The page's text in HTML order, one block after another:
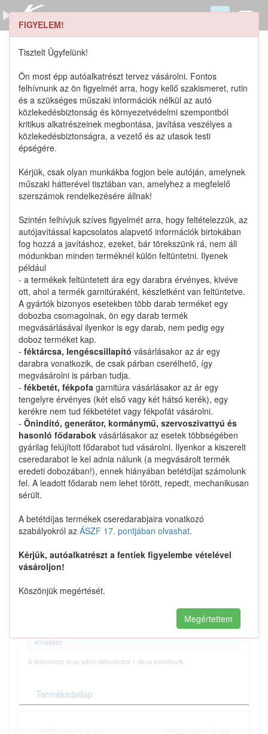
Szerszámkatalógus
Kosár
Alkatrészek
FIGYELEM!
Tisztelt Ügyfelünk!
Ön most épp autóalkatrészt tervez vásárolni. Fontos
felhívnunk az ön figyelmét arra, hogy kellő szakismeret, rutin
és a szükséges műszaki információk nélkül az autó
közlekedésbiztonság és környezetvédelmi szempontból
kritikus alkatrészeinek megbontása, javítása veszélyes a
közlekedésbiztonságra, a vezető és az utasok testi
épségére.
Kérjük, csak olyan munkákba fogjon bele autóján, amelynek
műszaki hátterével tisztában van, amelyhez a megfelelő
szerszámok rendelkezésére állnak!
Szintén felhívjuk szíves figyelmét arra, hogy feltételezzük, az
autójavítással kapcsolatos alapvető információk birtokában
fog hozzá a javításhoz, ezeket, bár törekszünk rá, nem áll
módunkban minden terméknél külön feltüntetni. Ilyenek
például
- a termékek feltüntetett ára egy darabra érvényes, kivéve
ott, ahol a termék garnitúraként, készletként van feltüntetve.
A gyártók bizonyos esetekben több darab terméket egy
dobozba csomagolnak, ön egy darab termék
megvásárlásával ilyenkor is egy darab, nem pedig egy
doboz terméket kap.
- féktárcsa, lengéscsillapító vásárlásakor az ár egy
darabra vonatkozik, de csak párban cserélhető, így
megvásárolni is párban tudja.
- fékbetét, fékpofa garnitúra vásárlásakor az ár egy
tengelyre érvényes (két első vagy két hátsó kerék), egy
kerékre nem tud fékbetétet vagy fékpofát vásárolni.
- Önindító, generátor, kormánymű, szervoszivattyú és
hasonló fődarabok vásárlásakor az esetek többségében
gyárilag felújított fődarabot tud vásárolni. Ilyenkor a kiszerelt
cseredarabot le kel adnia nálunk (a megvásárolt termék
eredeti dobozában!), ennek hiányában betétdíjat számolunk
fel. A leadott fődarab nem lehet törött, repedt, mechanikusan
sérült.
A betétdíjas termékek cseredarabjaira vonatkozó
szabályokról az ÁSZF 17. pontjában olvashat.
Kérjük, autóalkatrészt a fentiek figyelembe vételével
vásároljon!
Köszönjük megértését.
Megértettem
44119M79F00 keresése
0 1
Részletes keresés
Katalógusban szereplő termékek
Katalógusban nem szereplő termékek
Nagyítás
C Kauffer-cikkszám: D8218-AFS
AUTOFREN SEINSA D8218gumiharangkészlet,
hajtótengely
Belső átmérő 1 [mm]: 19
Belső átmérő 2 [mm] : 60
Magasság [mm]: 89
Külföldi készlet
Külföldi készletről szállítható, kb. +1 munkanap
40169500
A feltüntetett ár az adott cikkszámból 1 db-ra vonatkozik.
Termékadatlap